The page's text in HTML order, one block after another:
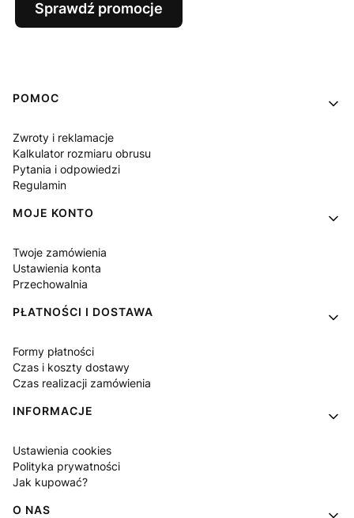
Sprawdź promocje
Linki w stopce
POMOC
Zwroty i reklamacje
Kalkulator rozmiaru obrusu
Pytania i odpowiedzi
Regulamin
MOJE KONTO
Twoje zamówienia
Ustawienia konta
Przechowalnia
PŁATNOŚCI I DOSTAWA
Formy płatności
Czas i koszty dostawy
Czas realizacji zamówienia
INFORMACJE
Ustawienia cookies
Polityka prywatności
Jak kupować?
O NAS